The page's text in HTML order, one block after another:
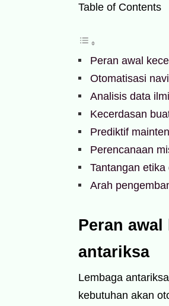
Table of Contents
Peran awal
Otomatisasi
Analisis data
Kecerdasan
Prediktif
Perencanaan
Tantangan
Arah
Peran
antariksa
Lembaga
kebutuhan akan